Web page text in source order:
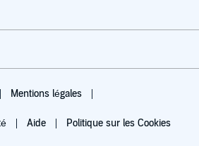
Mentions légales
Aide Politique sur les Cookies